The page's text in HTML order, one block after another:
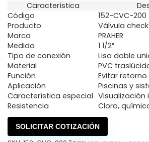
Característica
Código
152-CVC-200
Producto
Válvula
Marca
PRAHER
Medida
1 1/2″
Tipo de conexión
Lisa doble
Material
PVC
Función
Evitar
Aplicación
Piscinas y
Característica especial Visualización
Resistencia
Cloro,
SOLICITAR COTIZACIÓN